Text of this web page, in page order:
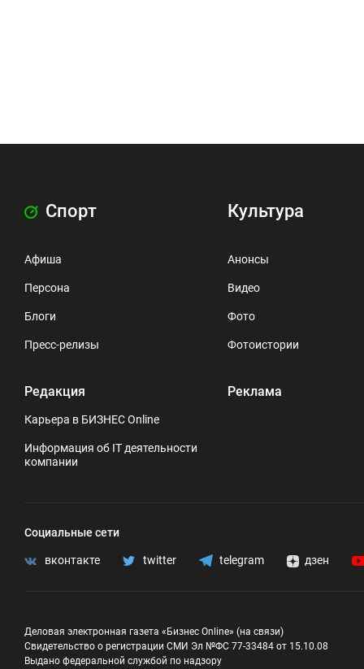
Спорт
Афиша
Персона
Блоги
Пресс-релизы
Редакция
Карьера в БИЗНЕС Online
Информация об IT деятельности
компании
Культура
Анонсы
Видео
Фото
Фотоистории
Реклама
Социальные сети
вконтакте twitter telegram дзен
Деловая электронная газета «Бизнес Online» (на связи)
Свидетельство о регистрации СМИ Эл №ФС 77-33484 от 15.10.08
Выдано федеральной службой по надзору